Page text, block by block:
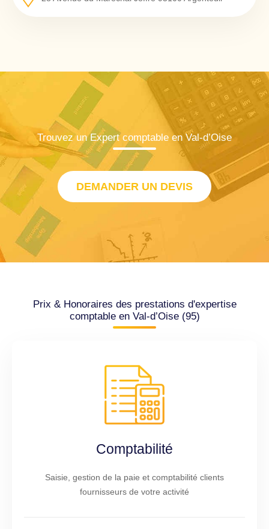
Trouvez un Expert comptable en Val-d’Oise
DEMANDER UN DEVIS
Prix & Honoraires des prestations d'expertise
comptable en Val-d’Oise (95)
Comptabilité
Saisie, gestion de la paie et comptabilité clients
fournisseurs de votre activité